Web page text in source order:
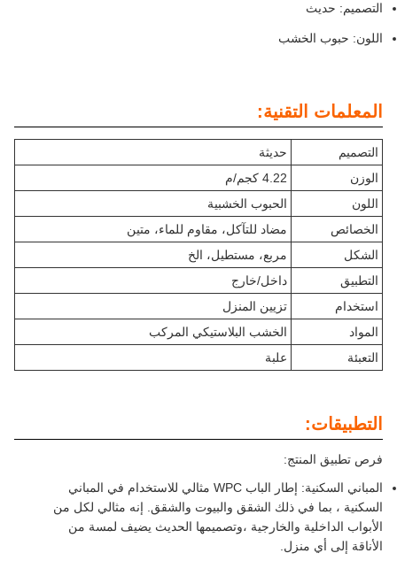
التصميم: حديث
اللون: حبوب الخشب
المعلمات التقنية:
التصميم
حديثة
الوزن
4.22 كجم/م
اللون
الحبوب الخشبية
الخصائص
مضاد للتآكل، مقاوم للماء، متين
الشكل
مربع، مستطيل، الخ
التطبيق
داخل/خارج
استخدام
تزيين المنزل
المواد
الخشب البلاستيكي المركب
التعبئة
علبة
التطبيقات:
فرص تطبيق المنتج:
المباني السكنية: إطار الباب WPC مثالي للاستخدام في المباني
السكنية ، بما في ذلك الشقق والبيوت والشقق. إنه مثالي لكل من
الأبواب الداخلية والخارجية ،وتصميمها الحديث يضيف لمسة من
الأناقة إلى أي منزل.